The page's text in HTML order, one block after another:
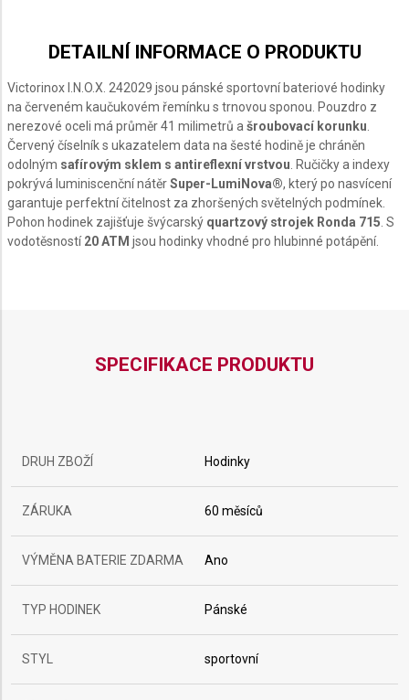
DETAILNÍ INFORMACE O PRODUKTU
Victorinox I.N.O.X. 242029 jsou pánské sportovní bateriové hodinky
na červeném kaučukovém řemínku s trnovou sponou. Pouzdro z
nerezové oceli má průměr 41 milimetrů a šroubovací korunku
Červený číselník s ukazatelem data na šesté hodině je chráněn
odolným safírovým sklem s antireflexní vrstvou . Ručičky a indexy
pokrývá luminiscenční nátěrSuper-LumiNova®, který po nasvícení
garantuje perfektní čitelnost za zhoršených světelných podmínek.
Pohon hodinek zajišťuje švýcarský quartzový strojek Ronda 715 . S
vodotěsností20 ATM jsou hodinky vhodné pro hlubinné potápění.
SPECIFIKACE PRODUKTU
DRUH ZBOŽÍ Hodinky
ZÁRUKA 60 měsíců
VÝMĚNA BATERIE ZDARMA Ano
TYP HODINEK Pánské
STYL sportovní